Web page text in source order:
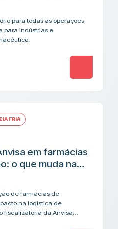
para todas as operações
para indústrias e
FRIA
em farmácias
o que muda na
de farmácias de
na logística de
fiscalizatória da Anvisa